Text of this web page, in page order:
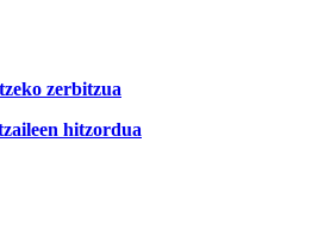
zerbitzua
hitzordua